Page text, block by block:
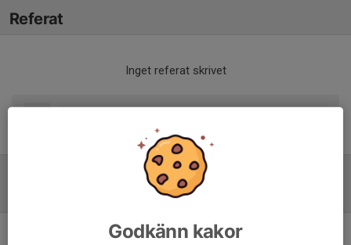
Referat
Inget referat skrivet
Division 4 Dam NorraGodkänn kakor